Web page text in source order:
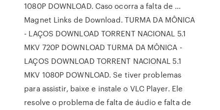
1080P DOWNLOAD. Caso ocorra a falta de …
Magnet Links de Download. TURMA DA MÔNICA
- LAÇOS DOWNLOAD TORRENT NACIONAL 5.1
MKV 720P DOWNLOAD TURMA DA MÔNICA -
LAÇOS DOWNLOAD TORRENT NACIONAL 5.1
MKV 1080P DOWNLOAD. Se tiver problemas
para assistir, baixe e instale o VLC Player. Ele
resolve o problema de falta de áudio e falta de